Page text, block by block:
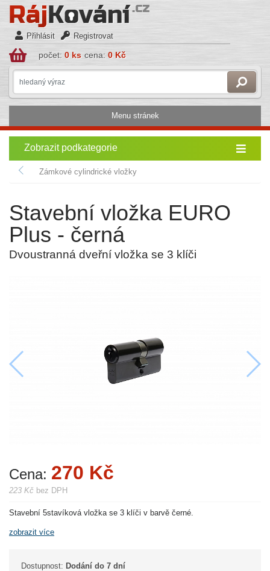
Přihlásit Registrovat
počet: 0 ks cena: 0 Kč
Menu stránek
Zobrazit podkategorie
Zámkové cylindrické vložky
Stavební vložka EURO
Plus - černá
Dvoustranná dveřní vložka se 3 klíči
Cena: 270 Kč
223 Kč bez DPH
Stavební 5stavíková vložka se 3 klíči v barvě černé.
zobrazit více
Dostupnost: Dodání do 7 dní